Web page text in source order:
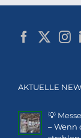
AKTUELLE
💡
– Wenn